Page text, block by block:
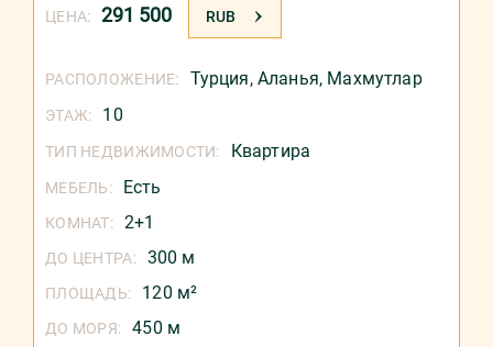
ЦЕНА: 291 500 RUB
РАСПОЛОЖЕНИЕ: Турция, Аланья, Махмутлар
ЭТАЖ: 10
ТИП НЕДВИЖИМОСТИ: Квартира
МЕБЕЛЬ: Есть
КОМНАТ: 2+1
ДО ЦЕНТРА: 300 м
ПЛОЩАДЬ: 120 м²
ДО МОРЯ: 450 м